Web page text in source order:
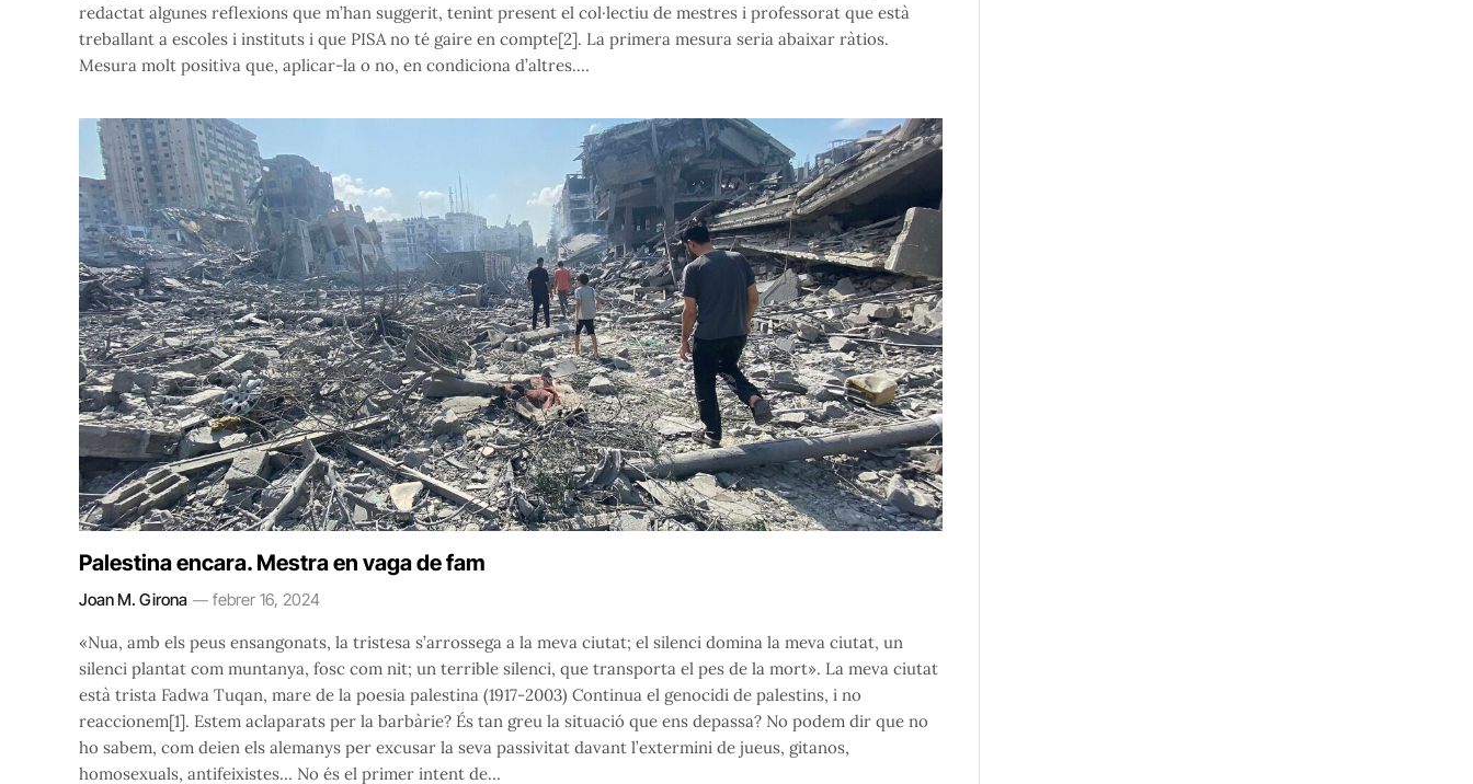
redactat algunes reflexions que m’han suggerit, tenint present el col·lectiu de mestres i professorat que està
treballant a escoles i instituts i que PISA no té gaire en compte[2]. La primera mesura seria abaixar ràtios.
Mesura molt positiva que, aplicar-la o no, en condiciona d’altres.…
Palestina encara. Mestra en vaga de fam
Joan M. Girona febrer 16, 2024
«Nua, amb els peus ensangonats, la tristesa s’arrossega a la meva ciutat; el silenci domina la meva ciutat, un
silenci plantat com muntanya, fosc com nit; un terrible silenci, que transporta el pes de la mort». La meva ciutat
està trista Fadwa Tuqan, mare de la poesia palestina (1917-2003) Continua el genocidi de palestins, i no
reaccionem[1]. Estem aclaparats per la barbàrie? És tan greu la situació que ens depassa? No podem dir que no
ho sabem, com deien els alemanys per excusar la seva passivitat davant l’extermini de jueus, gitanos,
homosexuals, antifeixistes… No és el primer intent de…